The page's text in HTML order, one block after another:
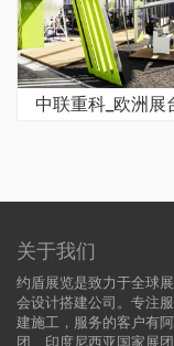
中联重科_欧洲展
关于我们
约盾展览是致力于全球
会设计搭建公司。专注
建施工，服务的客户有
团、印度尼西亚国家展